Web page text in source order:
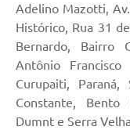
Imóveis predial
Legislação consolidada
GERAR BOLETO DE
Dúvidas frequentes
Adelino Mazotti,
Histórico, Rua 31
Bernardo, Bairro
Antônio
Curupaiti, Paraná,
Constante, Bento
Dumnt e Serra